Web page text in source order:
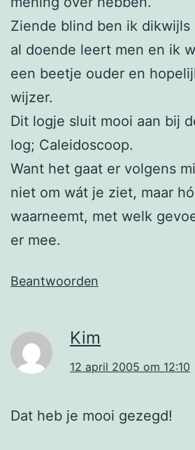
Ziende blind ben ik dikwijls
al doende leert men en ik
een beetje ouder en
wijzer.
Dit logje sluit mooi aan bij
log; Caleidoscoop.
Want het gaat er volgens
niet om wát je ziet, maar
waarneemt, met welk
er mee.
Beantwoorden
Kim
12 april 2005 om 12:10
Dat heb je mooi gezegd!